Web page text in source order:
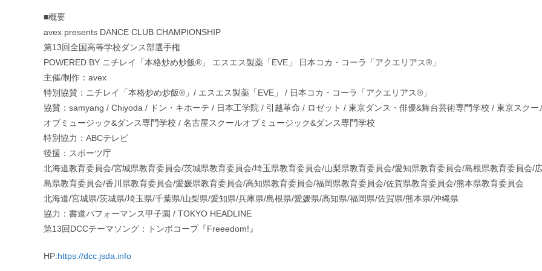
■概要
avex presents DANCE CLUB CHAMPIONSHIP
第13回全国高等学校ダンス部選手権
POWERED BY ニチレイ「本格炒め炒飯®︎」 エスエス製薬「EVE」 日本コカ・コーラ「アクエリアス®︎」
主催/制作：avex
特別協賛：ニチレイ「本格炒め炒飯®︎」/ エスエス製薬「EVE」 / 日本コカ・コーラ「アクエリアス®︎」
協賛：samyang / Chiyoda / ドン・キホーテ / 日本工学院 / 引越革命 / ロゼット / 東京ダンス・俳優&舞台芸術専門学校 / 東京スクー
オブミュージック&ダンス専門学校 / 名古屋スクールオブミュージック&ダンス専門学校
特別協力：ABCテレビ
後援：スポーツ庁
北海道教育委員会/宮城県教育委員会/茨城県教育委員会/埼玉県教育委員会/山梨県教育委員会/愛知県教育委員会/島根県教育委員会/
島県教育委員会/香川県教育委員会/愛媛県教育委員会/高知県教育委員会/福岡県教育委員会/佐賀県教育委員会/熊本県教育委員会
北海道/宮城県/茨城県/埼玉県/千葉県/山梨県/愛知県/兵庫県/島根県/愛媛県/高知県/福岡県/佐賀県/熊本県/沖縄県
協力：書道パフォーマンス甲子園 / TOKYO HEADLINE
第13回DCCテーマソング：トンボコープ『Freeedom!』
HP:https://dcc.jsda.info